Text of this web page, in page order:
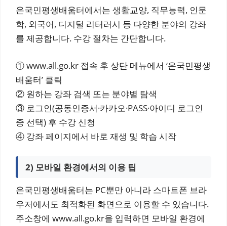
온국민평생배움터에서는 생활교양, 직무능력, 인문
학, 외국어, 디지털 리터러시 등 다양한 분야의 강좌
를 제공합니다. 수강 절차는 간단합니다.
① www.all.go.kr 접속 후 상단 메뉴에서 ‘온국민평생
배움터’ 클릭
② 원하는 강좌 검색 또는 분야별 탐색
③ 로그인(공동인증서·카카오·PASS·아이디 로그인
중 선택) 후 수강 신청
④ 강좌 페이지에서 바로 재생 및 학습 시작
2) 모바일 환경에서의 이용 팁
온국민평생배움터는 PC뿐만 아니라 스마트폰 브라
우저에서도 최적화된 화면으로 이용할 수 있습니다.
주소창에 www.all.go.kr을 입력하면 모바일 환경에